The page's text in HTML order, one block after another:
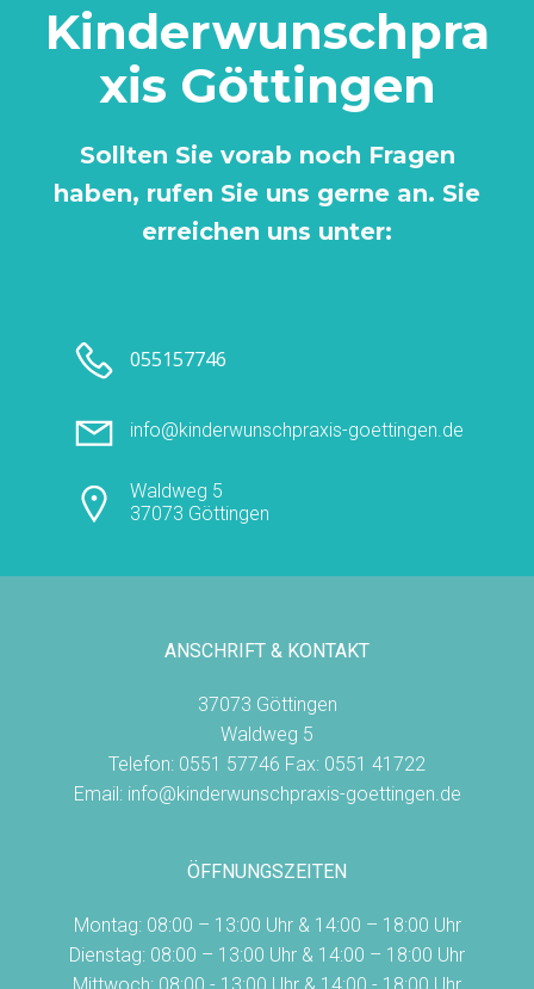
Kinderwunschpra
xis Göttingen
Sollten Sie vorab noch Fragen
haben, rufen Sie uns gerne an. Sie
erreichen uns unter:
055157746
info@kinderwunschpraxis-goettingen.de
Waldweg 5
37073 Göttingen
ANSCHRIFT & KONTAKT
37073 Göttingen
Waldweg 5
Telefon: 0551 57746 Fax: 0551 41722
Email: info@kinderwunschpraxis-goettingen.de
ÖFFNUNGSZEITEN
Montag: 08:00 – 13:00 Uhr & 14:00 – 18:00 Uhr
Dienstag: 08:00 – 13:00 Uhr & 14:00 – 18:00 Uhr